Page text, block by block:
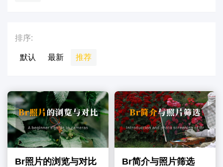
排序:
默认 最新 推荐
Br照片的浏览与对比 Br简介与照片筛选